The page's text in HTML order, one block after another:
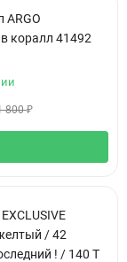
ARGO
коралл 41492
800₽
/ 42
! / 140 Т